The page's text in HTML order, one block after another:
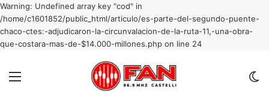
Warning: Undefined array key "cod" in
/home/c1601852/public_html/articulo/es-parte-del-segundo-puente-
chaco-ctes:-adjudicaron-la-circunvalacion-de-la-ruta-11,-una-obra-
que-costara-mas-de-$14.000-millones.php on line 24